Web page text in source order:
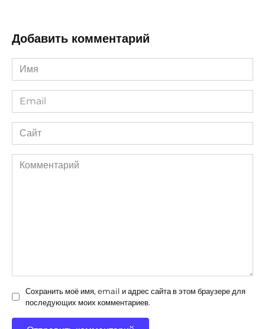
Добавить комментарий
Имя
*
Email
*
Сайт
Комментарий
Сохранить моё имя, email и адрес сайта в этом браузере для
последующих моих комментариев.